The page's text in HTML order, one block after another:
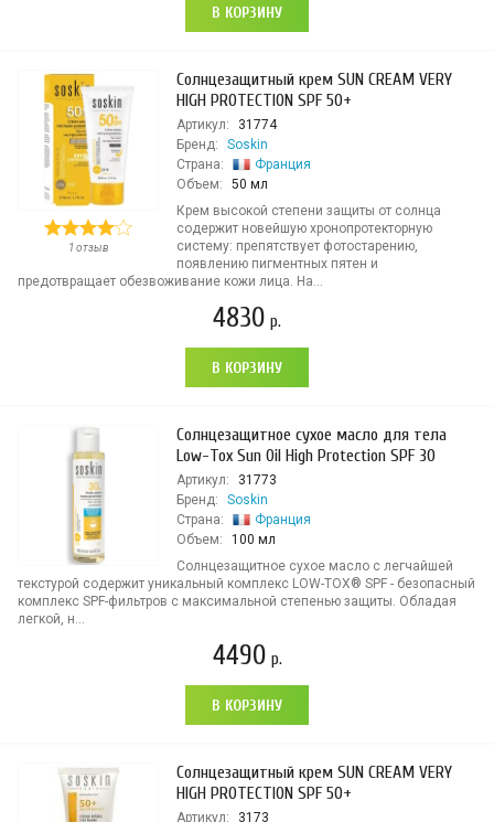
В КОРЗИНУ
1 отзыв
Солнцезащитный крем SUN CREAM VERY
HIGH PROTECTION SPF 50+
Артикул:
31774
Бренд:
Soskin
Страна:
Франция
Объем:
50 мл
Крем высокой степени защиты от солнца
содержит новейшую хронопротекторную
систему: препятствует фотостарению,
появлению пигментных пятен и
предотвращает обезвоживание кожи лица. На...
4830 р.
В КОРЗИНУ
Солнцезащитное сухое масло для тела
Low-Tox Sun Oil High Protection SPF 30
Артикул:
31773
Бренд:
Soskin
Страна:
Франция
Объем:
100 мл
Солнцезащитное сухое масло с легчайшей
текстурой содержит уникальный комплекс LOW-TOX® SPF - безопасный
комплекс SPF-фильтров с максимальной степенью защиты. Обладая
легкой, н...
4490 р.
В КОРЗИНУ
Солнцезащитный крем SUN CREAM VERY
HIGH PROTECTION SPF 50+
Артикул: 3173